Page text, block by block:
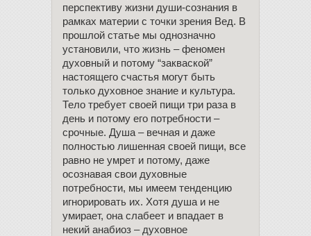
перспективу жизни души-сознания в
рамках материи с точки зрения Вед. В
прошлой статье мы однозначно
установили, что жизнь – феномен
духовный и потому “закваской”
настоящего счастья могут быть
только духовное знание и культура.
Тело требует своей пищи три раза в
день и потому его потребности –
срочные. Душа – вечная и даже
полностью лишенная своей пищи, все
равно не умрет и потому, даже
осознавая свои духовные
потребности, мы имеем тенденцию
игнорировать их. Хотя душа и не
умирает, она слабеет и впадает в
некий анабиоз – духовное